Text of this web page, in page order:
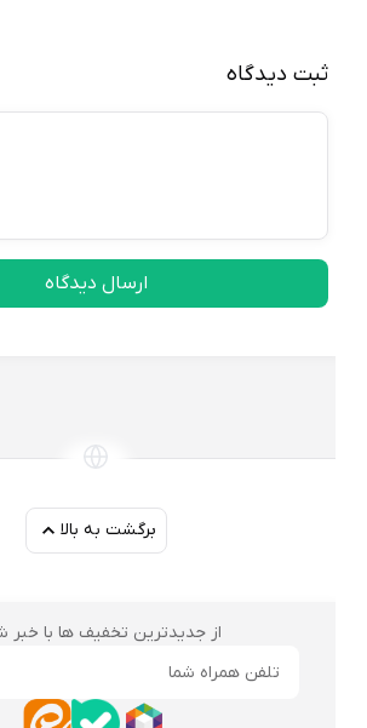
ثبت دیدگاه
ارسال دیدگاه
برگشت به بالا
از جدیدترین تخفیف ها با خبر شوید